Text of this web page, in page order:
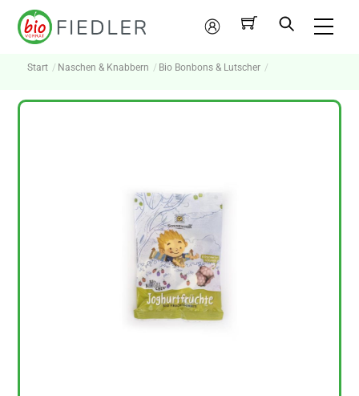
Skip
Mein
Konto
Start Naschen & Knabbern Bio Bonbons & Lutscher